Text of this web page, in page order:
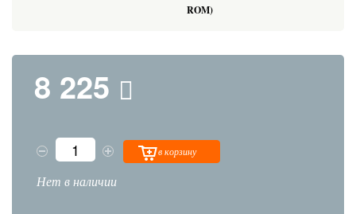
ROM)
8 225
в корзину
Нет в наличии